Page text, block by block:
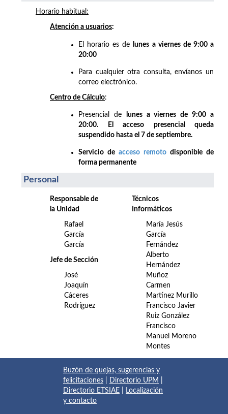
Horario habitual:
Atención a usuarios:
El horario es de
lunes a viernes de 9:00 a
20:00
Para cualquier otra consulta, envíanos un
correo electrónico.
Centro de Cálculo:
Presencial de
lunes a viernes de 9:00 a
20:00. El acceso presencial queda
suspendido hasta el 7 de septiembre.
Servicio de acceso remoto disponible de
forma permanente
Personal
Responsable de
la Unidad
Rafael
García
García
Jefe de Sección
José
Joaquín
Cáceres
Rodríguez
Técnicos
Informáticos
María Jesús
García
Fernández
Alberto
Hernández
Muñoz
Carmen
Martínez Murillo
Francisco Javier
Ruiz González
Francisco
Manuel Moreno
Montes
Buzón de quejas, sugerencias y
felicitaciones
Directorio UPM
Directorio ETSIAE
Localización
y contacto